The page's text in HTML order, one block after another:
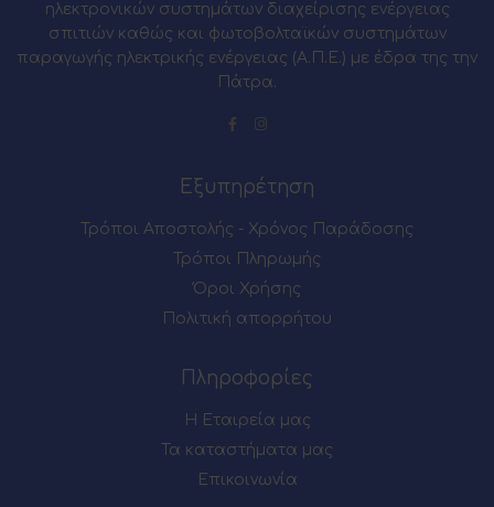
ηλεκτρονικών συστημάτων διαχείρισης ενέργειας
σπιτιών καθώς και φωτοβολταϊκών συστημάτων
παραγωγής ηλεκτρικής ενέργειας (Α.Π.Ε.) με έδρα της την
Πάτρα.
Εξυπηρέτηση
Τρόποι Αποστολής - Χρόνος Παράδοσης
Τρόποι Πληρωμής
Όροι Χρήσης
Πολιτική απορρήτου
Πληροφορίες
Η Εταιρεία μας
Τα καταστήματα μας
Επικοινωνία